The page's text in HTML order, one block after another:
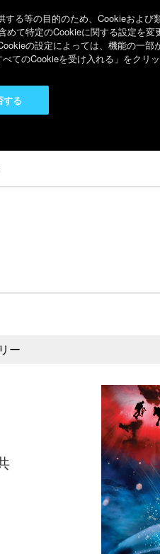
る等の目的のため、Cookieおよび
て特定のCookieに関する設定を変
の設定によっては、機能の一部
てのCookieを受け入れる」をクリッ
する
ー